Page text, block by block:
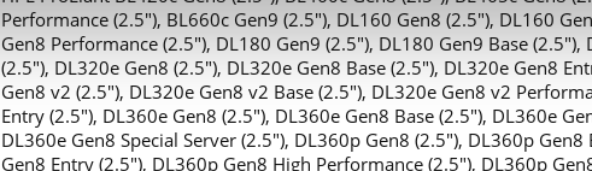
Performance (2.5"), BL660c Gen9 (2.5"), DL160 Gen8 (2.5"), DL160
Gen8 Performance (2.5"), DL180 Gen9 (2.5"), DL180 Gen9 Base
(2.5"), DL320e Gen8 (2.5"), DL320e Gen8 Base (2.5"), DL320e Gen8
Gen8 v2 (2.5"), DL320e Gen8 v2 Base (2.5"), DL320e Gen8 v2
Entry (2.5"), DL360e Gen8 (2.5"), DL360e Gen8 Base (2.5"), DL360e
DL360e Gen8 Special Server (2.5"), DL360p Gen8 (2.5"), DL360p
Gen8 Entry (2.5"), DL360p Gen8 High Performance (2.5"), DL360p